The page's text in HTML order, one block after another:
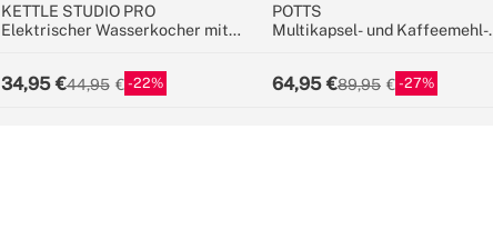
KETTLE STUDIO PRO
Elektrischer Wasserkocher mit
verschiedene Größen
34,95 44,95 22
POTTS
Multikapsel- und Kaffeemehl-
64,95 89,95 27